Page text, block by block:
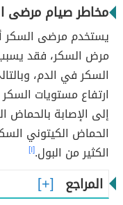
مخاطر صيام مرضى
يستخدم مرضى السكر
مرض السكر، فقد
السكر في الدم،
ارتفاع مستويات
إلى الإصابة
الحماض الكيتوني
الكثير من البول.[١]
المراجع